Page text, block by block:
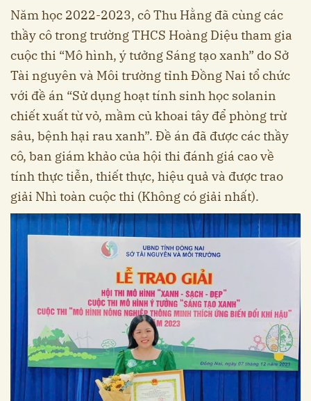
Năm học 2022-2023, cô Thu Hằng đã cùng các
thầy cô trong trường THCS Hoàng Diệu tham gia
cuộc thi “Mô hình, ý tưởng Sáng tạo xanh” do Sở
Tài nguyên và Môi trường tỉnh Đồng Nai tổ chức
với đề án “Sử dụng hoạt tính sinh học solanin
chiết xuất từ vỏ, mầm củ khoai tây để phòng trừ
sâu, bệnh hại rau xanh”. Đề án đã được các thầy
cô, ban giám khảo của hội thi đánh giá cao về
tính thực tiễn, thiết thực, hiệu quả và được trao
giải Nhì toàn cuộc thi (Không có giải nhất).